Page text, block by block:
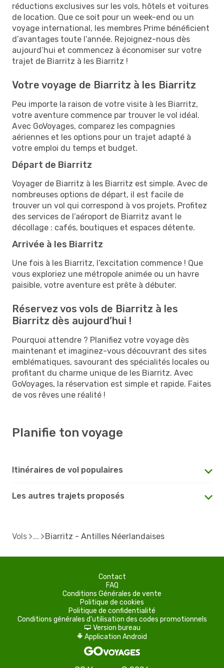
réductions exclusives sur les vols, hôtels et voitures
de location. Que ce soit pour un week-end ou un
voyage international, les membres Prime bénéficient
d’avantages toute l’année. Rejoignez-nous dès
aujourd’hui et commencez à économiser sur votre
trajet de Biarritz à les Biarritz !
Votre voyage de Biarritz à les Biarritz
Peu importe la raison de votre visite à les Biarritz,
votre aventure commence par trouver le vol idéal.
Avec GoVoyages, comparez les compagnies
aériennes et les options pour un trajet adapté à
votre emploi du temps et budget.
Départ de Biarritz
Voyager de Biarritz à les Biarritz est simple. Avec de
nombreuses options de départ, il est facile de
trouver un vol qui correspond à vos projets. Profitez
des services de l’aéroport de Biarritz avant le
décollage : cafés, boutiques et espaces détente.
Arrivée à les Biarritz
Une fois à les Biarritz, l’excitation commence ! Que
vous exploriez une métropole animée ou un havre
paisible, votre aventure est prête à débuter.
Réservez vos vols de Biarritz à les
Biarritz dès aujourd’hui !
Pourquoi attendre ? Planifiez votre voyage dès
maintenant et imaginez-vous découvrant des sites
emblématiques, savourant des spécialités locales ou
profitant du charme unique de les Biarritz. Avec
GoVoyages, la réservation est simple et rapide. Faites
de vos rêves une réalité !
Planifie ton voyage
Itinéraires de vol populaires
Les autres trajets proposés
Vols Biarritz - Antilles Néerlandaises
Contact
FAQ
Conditions Générales de vente
Politique de cookies
Politique de confidentialité
Conditions générales d'utilisation des codes promotionnels
d Version bureau
A Application Android